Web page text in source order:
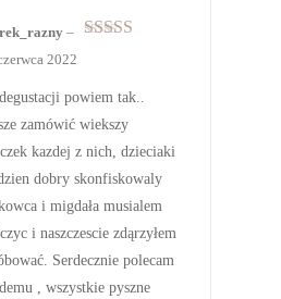
–
2022
powiem tak..
zamówić wiekszy
kazdej z nich, dzieciaki
dobry skonfiskowaly
i migdała musialem
i naszczescie zdąrzyłem
Serdecznie polecam
, wszystkie pyszne